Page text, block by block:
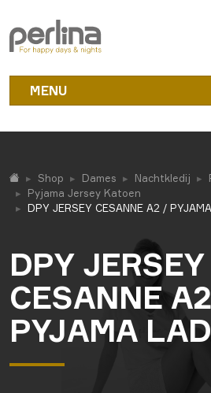
MENU
Shop Dames Nachtkledij
Pyjama Jersey Katoen
DPY JERSEY CESANNE A2 /
DPY JERSEY
CESANNE
PYJAMA